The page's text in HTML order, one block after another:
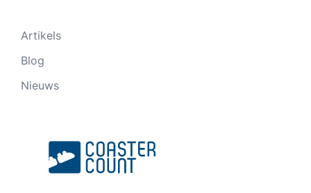
Artikels
Blog
Nieuws